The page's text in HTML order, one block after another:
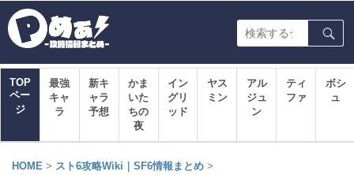
TOP
ペー
ジ
最強
キャ
ラ
新キ
ャラ
予想
かま
いた
ちの
夜
イン
グリ
ッド
ヤス
ミン
アル
ジュ
ン
ティ
ファ
ボシ
ュ
HOME > スト6攻略Wiki｜SF6情報まとめ >